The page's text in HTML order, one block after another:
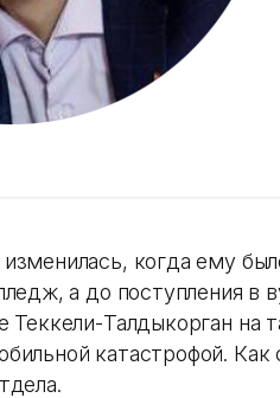
когда ему
а до поступления в
Теккели-Талдыкорган на
катастрофой.